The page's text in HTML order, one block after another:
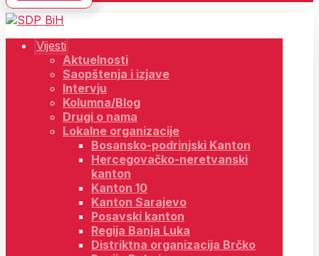
Vijesti
Aktuelnosti
Saopštenja i izjave
Intervju
Kolumna/Blog
Drugi o nama
Lokalne organizacije
Bosansko-podrinjski Kanton
Hercegovačko-neretvanski
kanton
Kanton 10
Kanton Sarajevo
Posavski kanton
Regija Banja Luka
Distriktna organizacija Brčko